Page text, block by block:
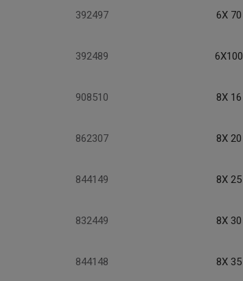
392497 6X 70
392489 6X100
908510 8X 16
862307 8X 20
844149 8X 25
832449 8X 30
844148 8X 35